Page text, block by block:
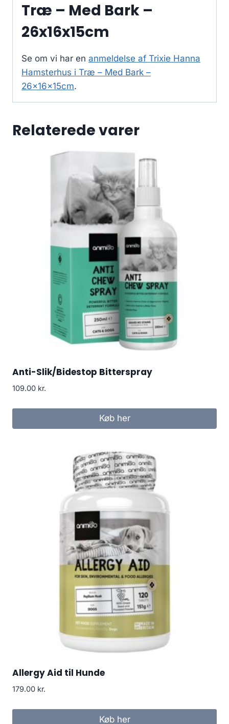
Træ – Med Bark –
26x16x15cm
Se om vi har en anmeldelse af Trixie Hanna
Hamsterhus i Træ – Med Bark –
26x16x15cm.
Relaterede varer
Anti-Slik/Bidestop Bitterspray
109.00 kr.
Køb her
Allergy Aid til Hunde
179.00 kr.
Køb her